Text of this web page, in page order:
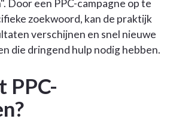
Door een PPC-campagne op te
zoekwoord, kan de praktijk
verschijnen en snel nieuwe
die dringend hulp nodig hebben.
PPC-